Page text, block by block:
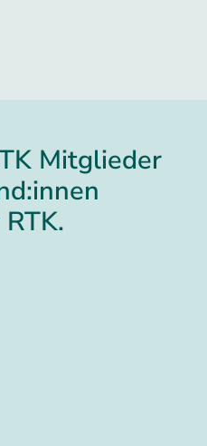
Mitglieder